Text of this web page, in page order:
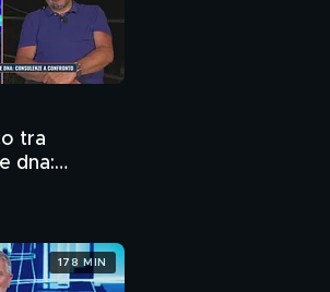
faccia a faccia tra
Sebastiano Visintin e
Claudio Sterpin
Liliana Resinovich: il
giallo delle formiche
Sebastiano Visintin e
giallo dell'orologio rosa
tra
dna:
confronto
178 MIN